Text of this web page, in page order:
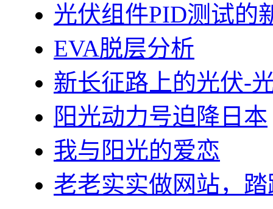
光伏组件PID测试的
EVA脱层分析
新长征路上的光伏-
阳光动力号迫降日本
我与阳光的爱恋
老老实实做网站，